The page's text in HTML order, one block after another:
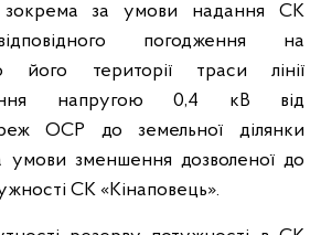
зокрема за умови надання СК
погодження на
його території траси лінії
напругою 0,4 кВ від
ОСР до земельної ділянки
умови зменшення дозволеної до
СК «Кінаповець».